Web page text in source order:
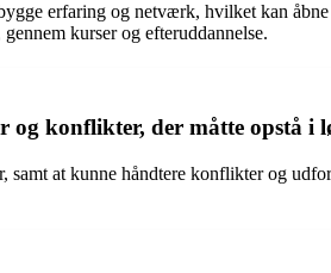
erfaring og netværk, hvilket kan
kurser og efteruddannelse.
konflikter, der måtte opstå i
at kunne håndtere konflikter og